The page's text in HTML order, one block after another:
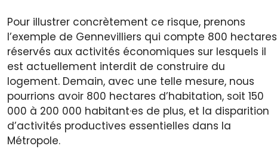
Pour illustrer concrètement ce risque, prenons
l’exemple de Gennevilliers qui compte 800 hectares
réservés aux activités économiques sur lesquels il
est actuellement interdit de construire du
logement. Demain, avec une telle mesure, nous
pourrions avoir 800 hectares d’habitation, soit 150
000 à 200 000 habitant·es de plus, et la disparition
d’activités productives essentielles dans la
Métropole.